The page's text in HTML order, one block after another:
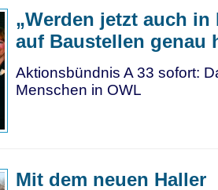
„Werden jetzt auch
auf Baustellen genau
Aktionsbündnis A 33 sofort:
Menschen in OWL
Mit dem neuen Haller